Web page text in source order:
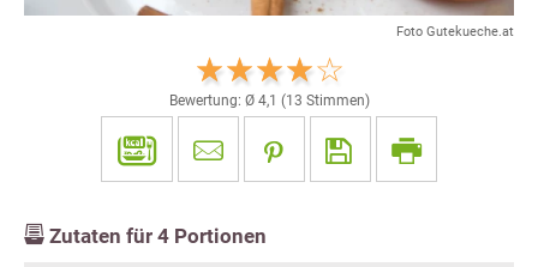
Foto Gutekueche.at
Bewertung: Ø 4,1 (13 Stimmen)
Zutaten für 4 Portionen